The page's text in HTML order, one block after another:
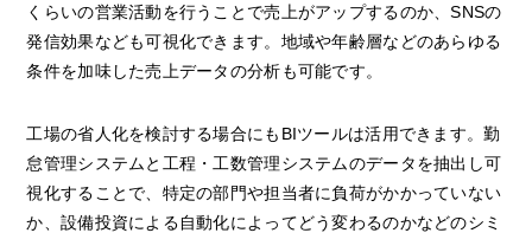
くらいの営業活動を行うことで売上がアップするのか、SNSの
発信効果なども可視化できます。地域や年齢層などのあらゆる
条件を加味した売上データの分析も可能です。
工場の省人化を検討する場合にもBIツールは活用できます。勤
怠管理システムと工程・工数管理システムのデータを抽出し可
視化することで、特定の部門や担当者に負荷がかかっていない
か、設備投資による自動化によってどう変わるのかなどのシミ